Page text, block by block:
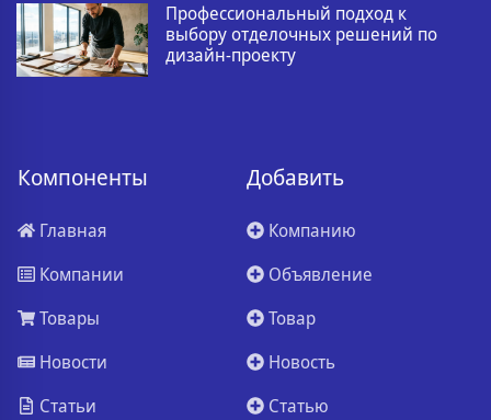
Профессиональный подход к
выбору отделочных решений по
дизайн-проекту
Компоненты
Главная
Компании
Товары
Новости
Статьи
Добавить
Компанию
Объявление
Товар
Новость
Статью